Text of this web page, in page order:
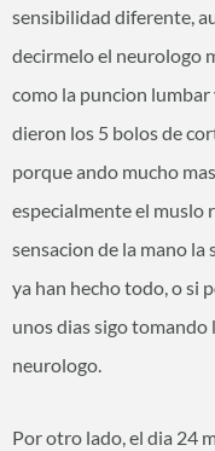
sensibilidad diferente,
decirmelo el neurologo
como la puncion
dieron los 5 bolos de
porque ando mucho
especialmente el muslo
sensacion de la mano
ya han hecho todo, o si
unos dias sigo tomando
neurologo.
Por otro lado, el dia 24